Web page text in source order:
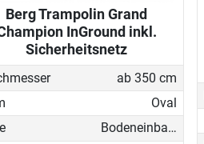
Berg Trampolin Grand
InGround inkl.
Sicherheitsnetz
ab 350 cm
Oval
Bodeneinbau-Trampolin